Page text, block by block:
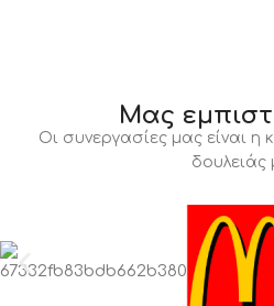
Μας
Οι συνεργασίες μας είναι η
δουλειάς